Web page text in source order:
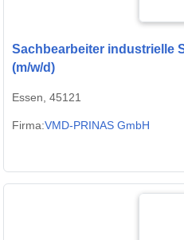
Sachbearbeiter industrielle
(m/w/d)
Essen, 45121
Firma:VMD-PRINAS GmbH